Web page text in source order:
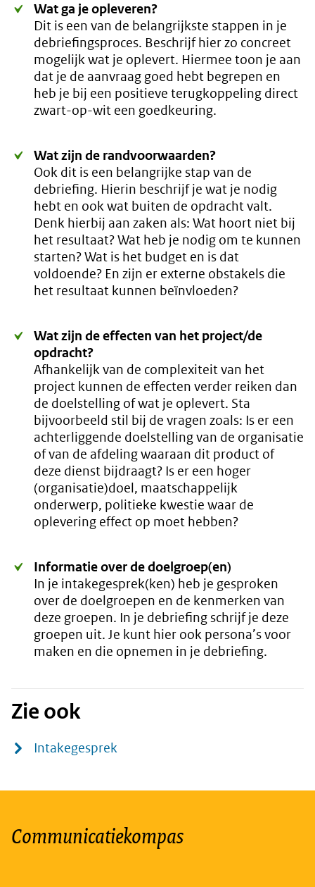
Wat ga je opleveren?
Dit is een van de belangrijkste stappen in je
debriefingsproces. Beschrijf hier zo concreet
mogelijk wat je oplevert. Hiermee toon je aan
dat je de aanvraag goed hebt begrepen en
heb je bij een positieve terugkoppeling direct
zwart-op-wit een goedkeuring.
Wat zijn de randvoorwaarden?
Ook dit is een belangrijke stap van de
debriefing. Hierin beschrijf je wat je nodig
hebt en ook wat buiten de opdracht valt.
Denk hierbij aan zaken als: Wat hoort niet bij
het resultaat? Wat heb je nodig om te kunnen
starten? Wat is het budget en is dat
voldoende? En zijn er externe obstakels die
het resultaat kunnen beïnvloeden?
Wat zijn de effecten van het project/de
opdracht?
Afhankelijk van de complexiteit van het
project kunnen de effecten verder reiken dan
de doelstelling of wat je oplevert. Sta
bijvoorbeeld stil bij de vragen zoals: Is er een
achterliggende doelstelling van de organisatie
of van de afdeling waaraan dit product of
deze dienst bijdraagt? Is er een hoger
(organisatie)doel, maatschappelijk
onderwerp, politieke kwestie waar de
oplevering effect op moet hebben?
Informatie over de doelgroep(en)
In je intakegesprek(ken) heb je gesproken
over de doelgroepen en de kenmerken van
deze groepen. In je debriefing schrijf je deze
groepen uit. Je kunt hier ook persona’s voor
maken en die opnemen in je debriefing.
Zie ook
Intakegesprek
Communicatiekompas